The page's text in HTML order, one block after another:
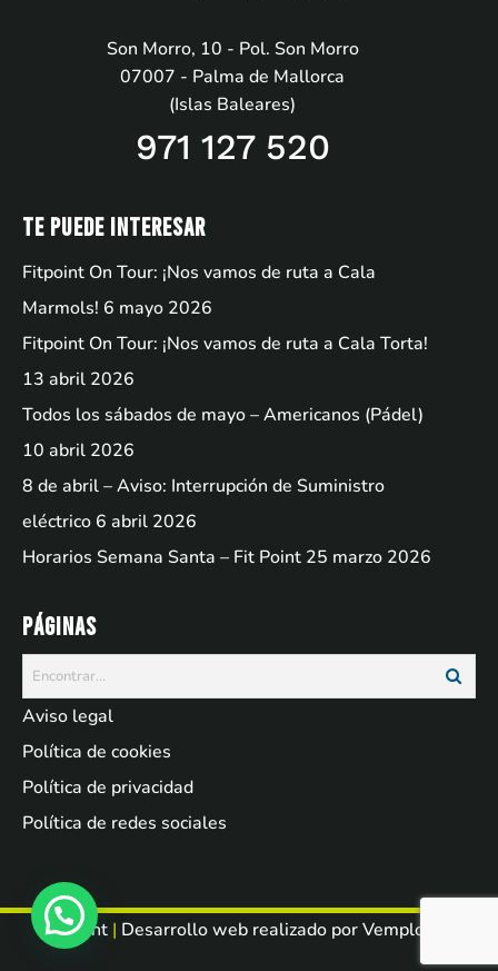
Son Morro, 10 - Pol. Son Morro
07007 - Palma de Mallorca
(Islas Baleares)
971 127 520
Te puede interesar
Fitpoint On Tour: ¡Nos vamos de ruta a Cala
Marmols! 6 mayo 2026
Fitpoint On Tour: ¡Nos vamos de ruta a Cala Torta!
13 abril 2026
Todos los sábados de mayo – Americanos (Pádel)
10 abril 2026
8 de abril – Aviso: Interrupción de Suministro
eléctrico 6 abril 2026
Horarios Semana Santa – Fit Point 25 marzo 2026
Páginas
Aviso legal
Política de cookies
Política de privacidad
Política de redes sociales
Fit Point | Desarrollo web realizado porVemployed